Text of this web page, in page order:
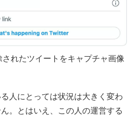
されたツイートをキャプチャ画像
人にとっては状況は大きく変わ
。とはいえ、この人の運営する